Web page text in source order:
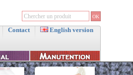
Contact English version